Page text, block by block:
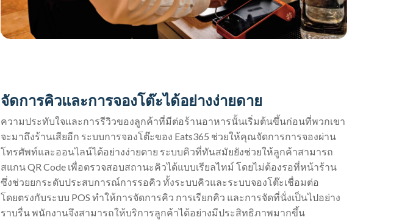
จัดการคิวและการจองโต๊ะได้อย่างง่ายดาย
ความประทับใจและการรีวิวของลูกค้าที่มีต่อร้านอาหารนั้นเริ่มต้นขึ้นก่อนที่พวกเขา
จะมาถึงร้านเสียอีก ระบบการจองโต๊ะของ Eats365 ช่วยให้คุณจัดการการจองผ่าน
โทรศัพท์และออนไลน์ได้อย่างง่ายดาย ระบบคิวที่ทันสมัยยังช่วยให้ลูกค้าสามารถ
สแกน QR Code เพื่อตรวจสอบสถานะคิวได้แบบเรียลไทม์ โดยไม่ต้องรอที่หน้าร้าน
ซึ่งช่วยยกระดับประสบการณ์การรอคิว ทั้งระบบคิวและระบบจองโต๊ะเชื่อมต่อ
โดยตรงกับระบบ POS ทำให้การจัดการคิว การเรียกคิว และการจัดที่นั่งเป็นไปอย่าง
ราบรื่น พนักงานจึงสามารถให้บริการลูกค้าได้อย่างมีประสิทธิภาพมากขึ้น